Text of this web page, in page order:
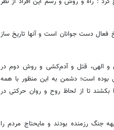
دست جوانان است و آنها تاریخ ساز
و الهی، قتل و آدم‌کشی و روش دوم در
است؛ دشمن به این منظور با همه
تا از لحاظ روح و روان حرکتی در
جنگ رزمنده بودند و مایحتاج مردم را